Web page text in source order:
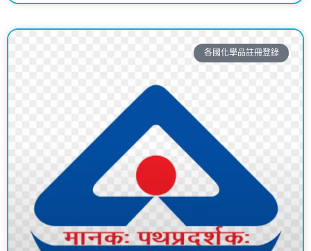
各國化學品註冊登錄